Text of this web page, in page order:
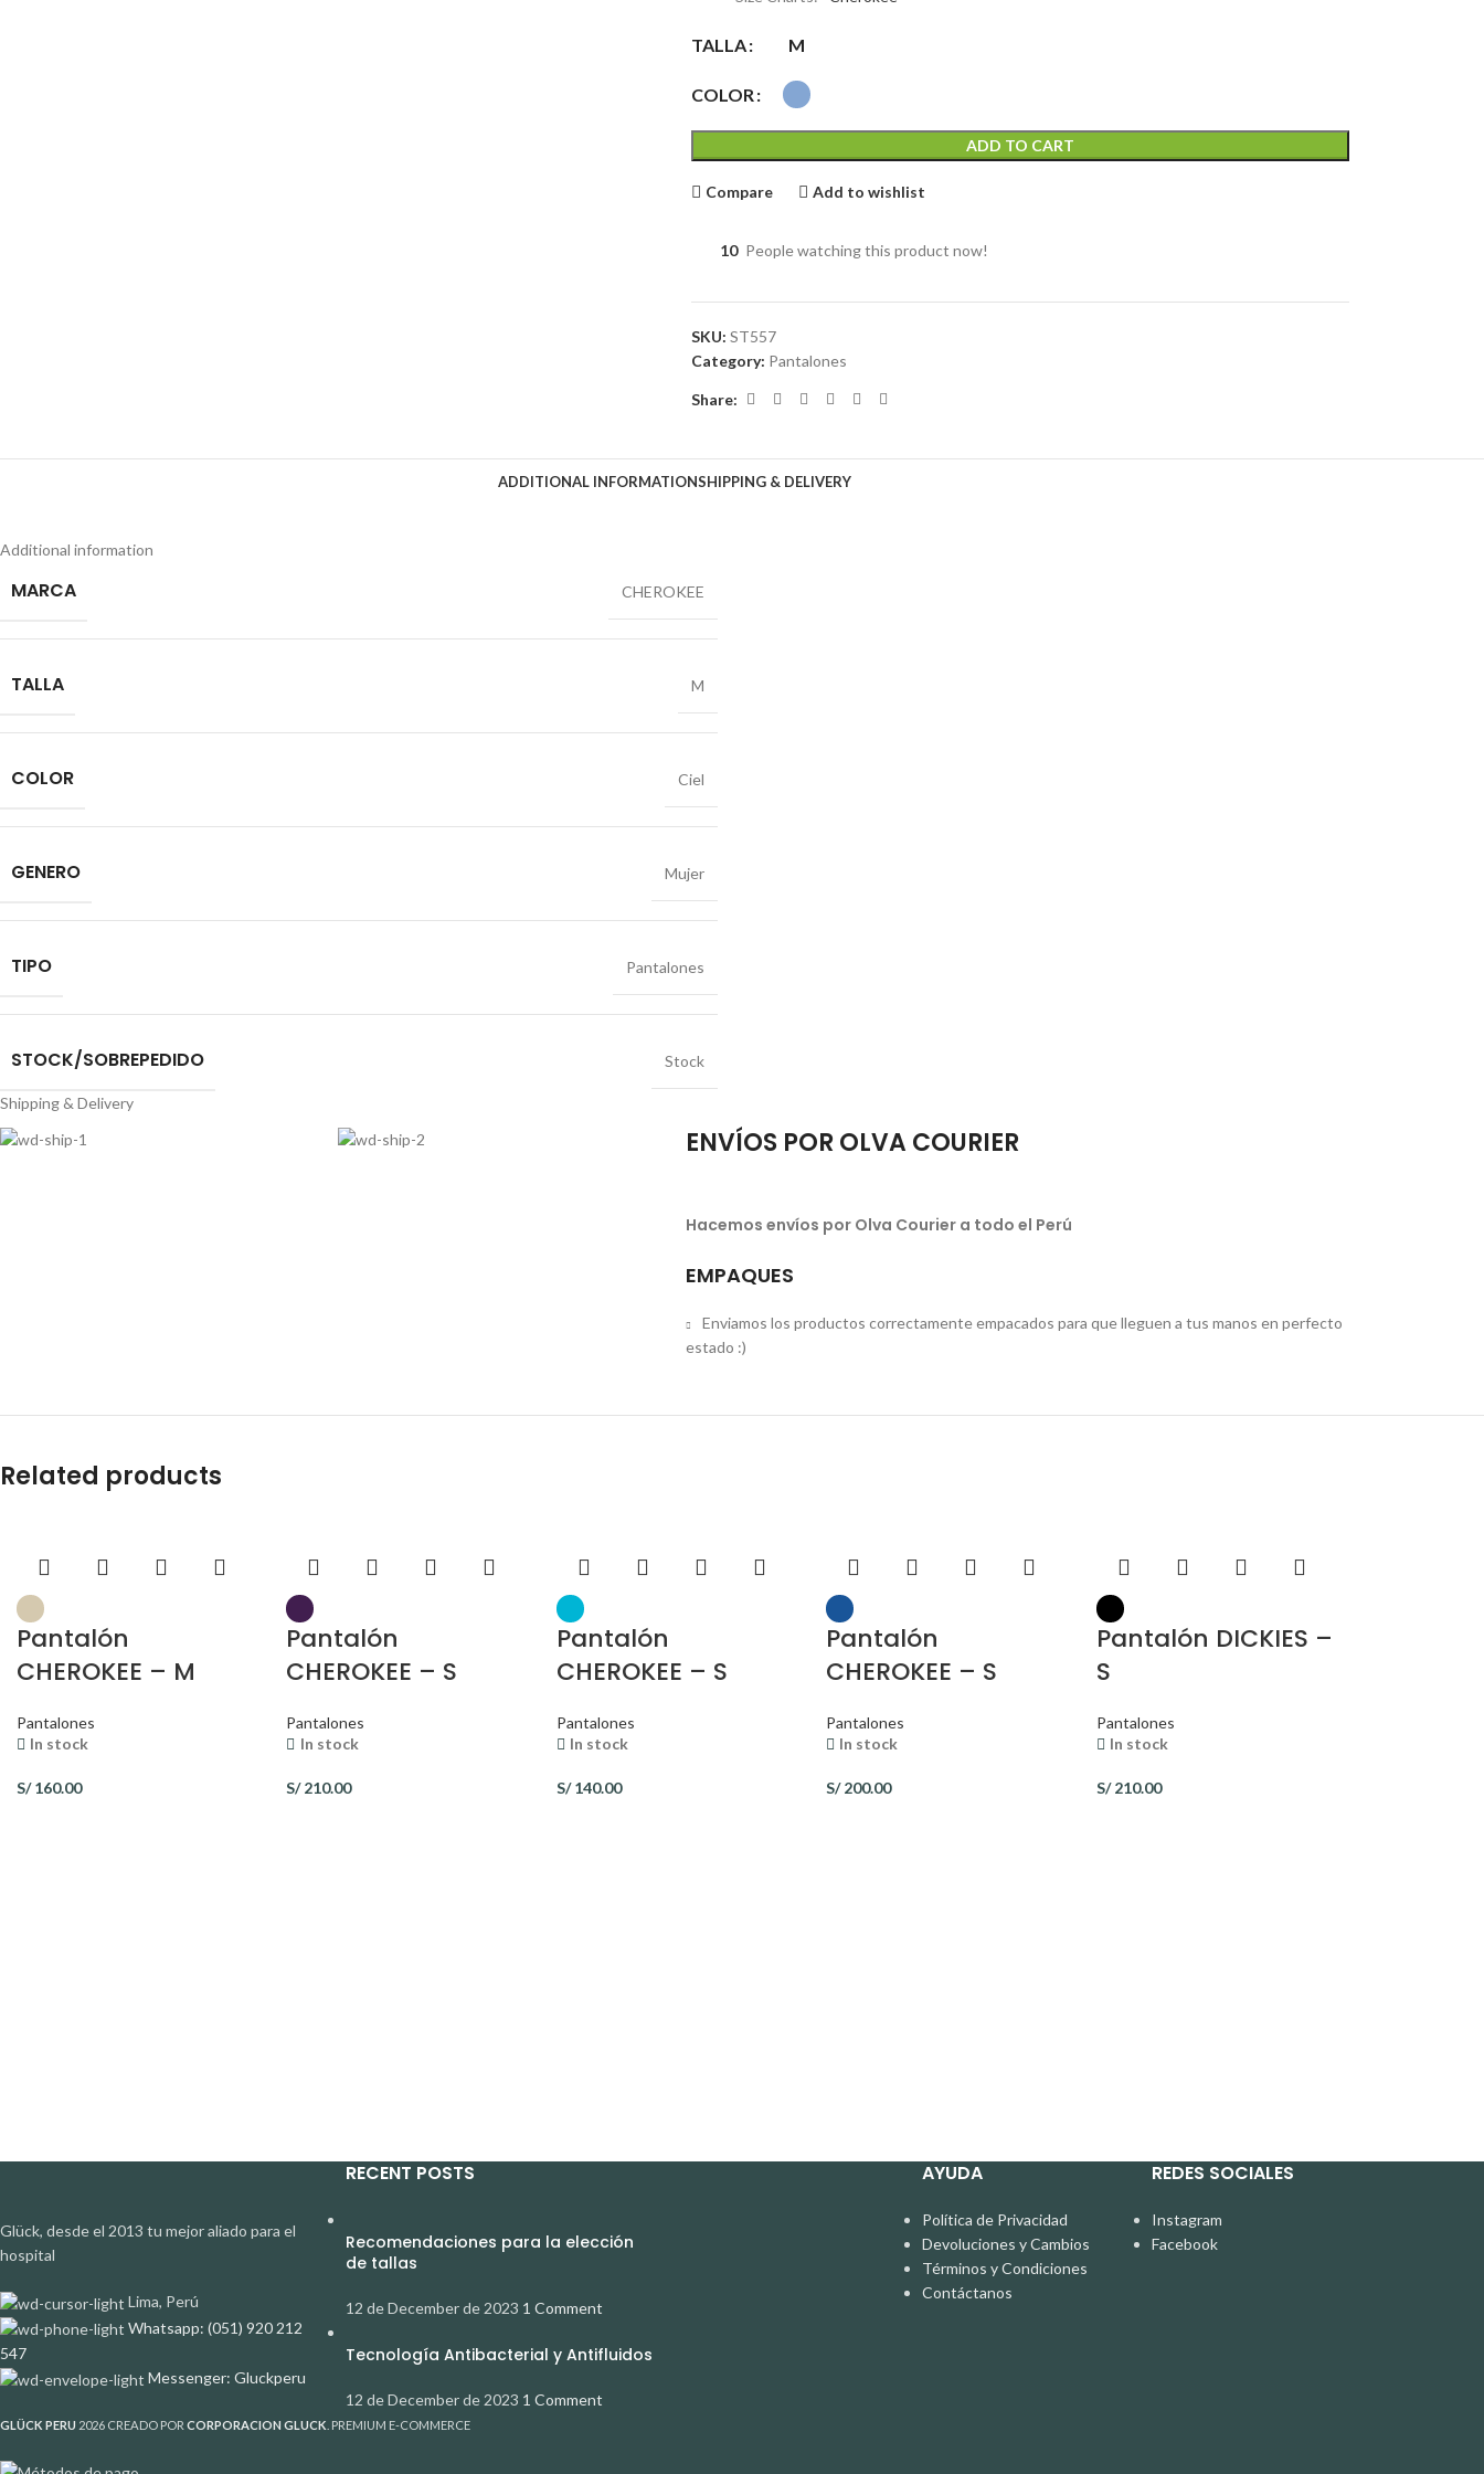
TALLA M
COLOR
ADD TO CART
Compare Add to wishlist
10 People watching this product now!
SKU: ST557
Category: Pantalones
Share:
ADDITIONAL INFORMATIONSHIPPING & DELIVERY
Additional information
MARCA CHEROKEE
TALLA M
COLOR Ciel
GENERO Mujer
TIPO Pantalones
STOCK/SOBREPEDIDO Stock
Shipping & Delivery
ENVÍOS POR OLVA COURIER
Hacemos envíos por Olva Courier a todo el Perú
EMPAQUES
Enviamos los productos correctamente empacados para que lleguen a tus manos en perfecto
estado :)
Related products
Pantalón
CHEROKEE – M
Pantalones
In stock
S/160.00
Pantalón
CHEROKEE – S
Pantalones
In stock
S/210.00
Pantalón
CHEROKEE – S
Pantalones
In stock
S/140.00
Pantalón
CHEROKEE – S
Pantalones
In stock
S/200.00
Pantalón DICKIES –
S
Pantalones
In stock
S/210.00
Glück, desde el 2013 tu mejor aliado para el
hospital
Lima, Perú
Whatsapp: (051) 920 212
547
Messenger: Gluckperu
RECENT POSTS
Recomendaciones para la elección
de tallas
12 de December de 2023 1 Comment
Tecnología Antibacterial y Antifluidos
12 de December de 2023 1 Comment
AYUDA
Política de Privacidad
Devoluciones y Cambios
Términos y Condiciones
Contáctanos
REDES SOCIALES
Instagram
Facebook
GLÜCK PERU 2026 CREADO POR CORPORACION GLUCK . PREMIUM E-COMMERCE